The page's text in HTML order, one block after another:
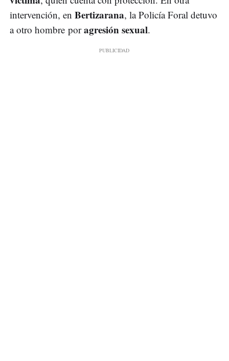
intervención, en Bertizarana, la Policía Foral detuvo
a otro hombre poragresión sexual.